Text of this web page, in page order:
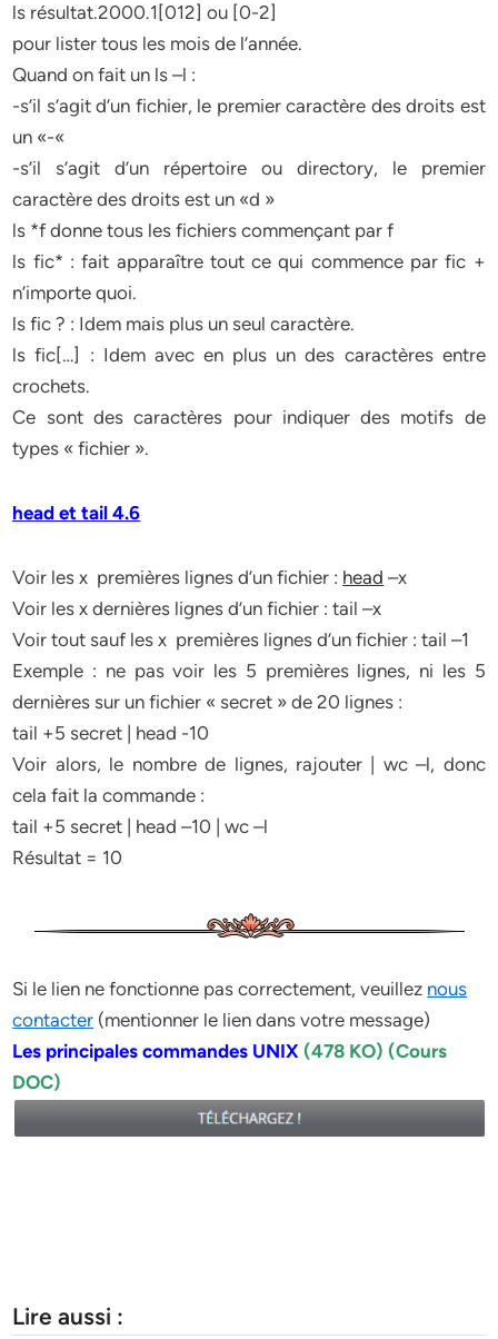
ls résultat.2000.1[012] ou [0-2]
pour lister tous les mois de l’année.
Quand on fait un ls –l :
-s’il s’agit d’un fichier, le premier caractère des droits est
un «-«
-s’il s’agit d’un répertoire ou directory, le premier
caractère des droits est un «d »
ls *f donne tous les fichiers commençant par f
ls fic* : fait apparaître tout ce qui commence par fic +
n’importe quoi.
ls fic ? : Idem mais plus un seul caractère.
ls fic[…] : Idem avec en plus un des caractères entre
crochets.
Ce sont des caractères pour indiquer des motifs de
types « fichier ».
head et tail 4.6
Voir les x premières lignes d’un fichier : head –x
Voir les x dernières lignes d’un fichier : tail –x
Voir tout sauf les x premières lignes d’un fichier : tail –1
Exemple : ne pas voir les 5 premières lignes, ni les 5
dernières sur un fichier « secret » de 20 lignes :
tail +5 secret | head -10
Voir alors, le nombre de lignes, rajouter | wc –l, donc
cela fait la commande :
tail +5 secret | head –10 | wc –l
Résultat = 10
Si le lien ne fonctionne pas correctement, veuillez nous
contacter (mentionner le lien dans votre message)
Les principales commandes UNIX(478 KO) (Cours
DOC)
Lire aussi :